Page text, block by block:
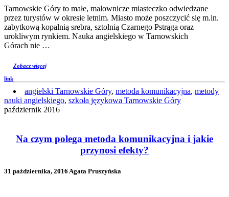
Tarnowskie Góry to małe, malownicze miasteczko odwiedzane
przez turystów w okresie letnim. Miasto może poszczycić się m.in.
zabytkową kopalnią srebra, sztolnią Czarnego Pstrąga oraz
urokliwym rynkiem. Nauka angielskiego w Tarnowskich
Górach nie …
link
Zobacz więcej
angielski Tarnowskie Góry, metoda komunikacyjna, metody
nauki angielskiego, szkoła językowa Tarnowskie Góry
październik 2016
Na czym polega metoda komunikacyjna i jakie
przynosi efekty?
31 października, 2016 Agata Pruszyńska